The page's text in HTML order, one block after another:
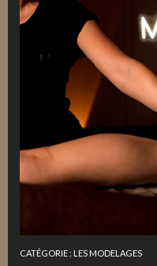
CATÉGORIE : LES MODELAGES